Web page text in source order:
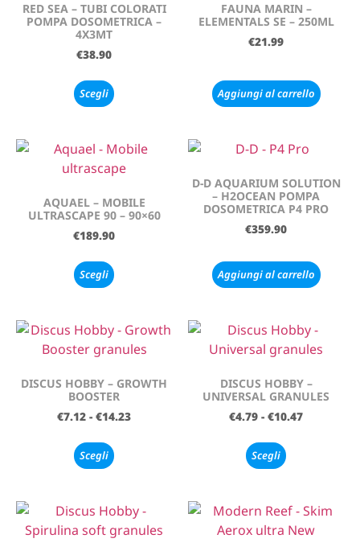
RED SEA – TUBI COLORATI
POMPA DOSOMETRICA –
4X3MT
€38.90
Scegli
FAUNA MARIN –
ELEMENTALS SE – 250ML
€21.99
Aggiungi al carrello
AQUAEL – MOBILE
ULTRASCAPE 90 – 90×60
€189.90
Scegli
D-D AQUARIUM SOLUTION
– H2OCEAN POMPA
DOSOMETRICA P4 PRO
€359.90
Aggiungi al carrello
DISCUS HOBBY – GROWTH
BOOSTER
€7.12 - €14.23
Scegli
DISCUS HOBBY –
UNIVERSAL GRANULES
€4.79 - €10.47
Scegli